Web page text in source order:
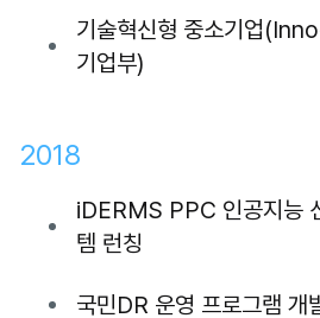
기술혁신형 중소기업
기업부)
2018
iDERMS PPC 인공지능
템 런칭
국민DR 운영 프로그램 개